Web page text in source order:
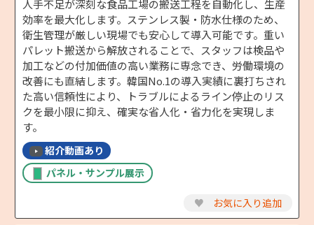
人手不足が深刻な食品工場の搬送工程を自動化し、生産
効率を最大化します。ステンレス製・防水仕様のため、
衛生管理が厳しい現場でも安心して導入可能です。重い
パレット搬送から解放されることで、スタッフは検品や
加工などの付加価値の高い業務に専念でき、労働環境の
改善にも直結します。韓国No.1の導入実績に裏打ちされ
た高い信頼性により、トラブルによるライン停止のリス
クを最小限に抑え、確実な省人化・省力化を実現しま
す。
紹介動画あり
パネル・サンプル展示
♥ お気に入り追加